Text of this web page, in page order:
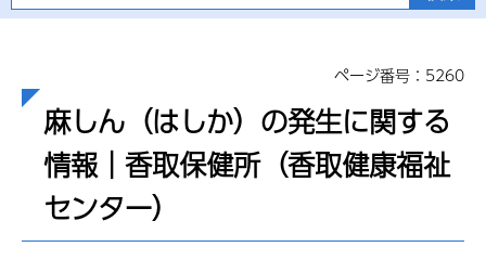
ページ番号：5260
麻しん（はしか）の発生に関する
情報｜香取保健所（香取健康福祉
センター）